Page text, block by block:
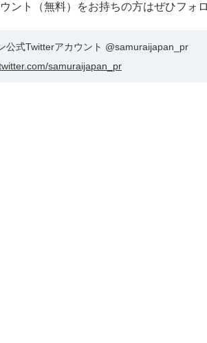
ント（無料）をお持ちの方はぜひフォ
公式Twitterアカウント @samuraijapan_pr
samuraijapan_pr